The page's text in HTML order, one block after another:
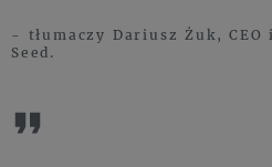
- tłumaczy Dariusz Żuk, CEO
Seed.